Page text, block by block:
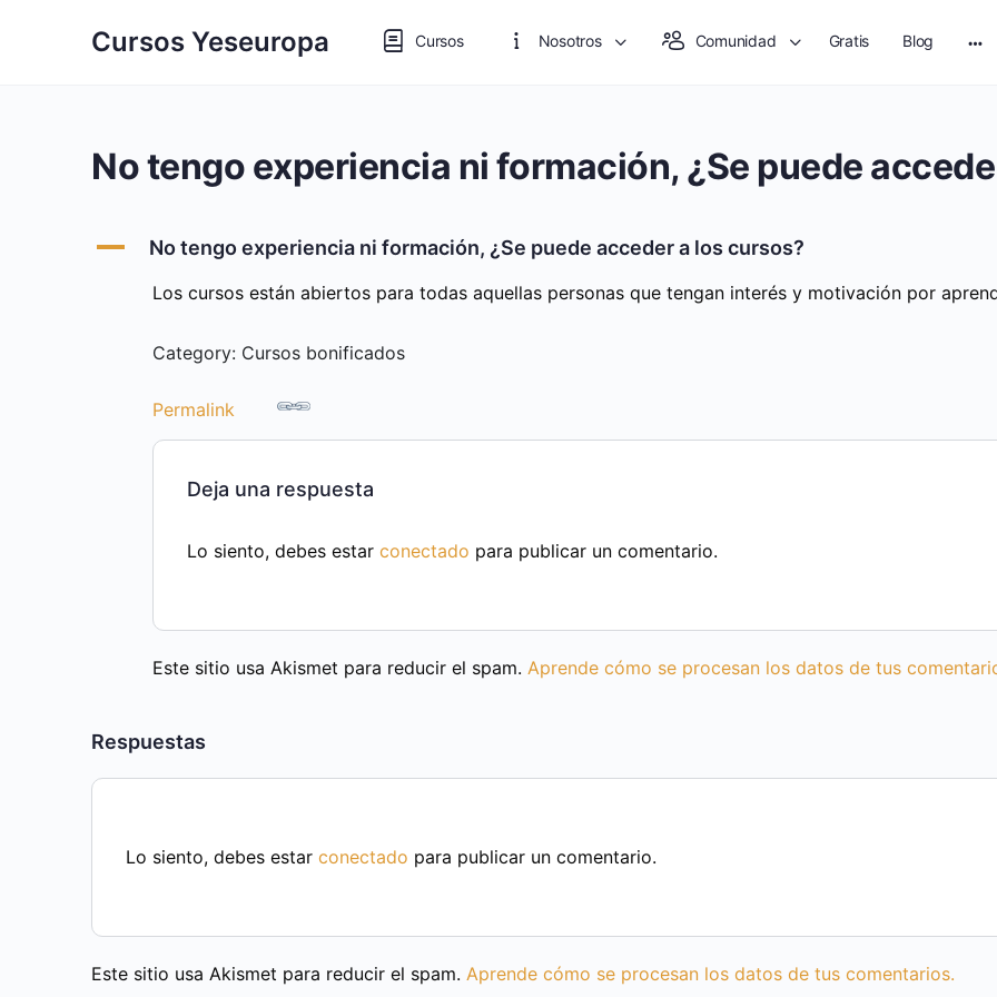
Cursos Yeseuropa Cursos Nosotros Comunidad Gratis Blog
No tengo experiencia ni formación, ¿Se puede
A No tengo experiencia ni formación, ¿Se puede acceder a los cursos?
Los cursos están abiertos para todas aquellas personas que tengan interés y motivación por
Category: Cursos bonificados
Permalink
Deja una respuesta
Lo siento, debes estar conectado para publicar un comentario.
Este sitio usa Akismet para reducir el spam. Aprende cómo se procesan los datos de tus
Respuestas
Lo siento, debes estar conectado para publicar un comentario.
Este sitio usa Akismet para reducir el spam. Aprende cómo se procesan los datos de tus comentarios.